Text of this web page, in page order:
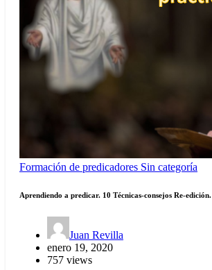
Formación de predicadores Sin categoría
Aprendiendo a predicar. 10 Técnicas-consejos Re-edición.
Juan Revilla
enero 19, 2020
757 views